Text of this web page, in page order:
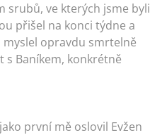
srubů, ve kterých jsme byli
přišel na konci týdne a
myslel opravdu smrtelně
s Baníkem, konkrétně
první mě oslovil Evžen